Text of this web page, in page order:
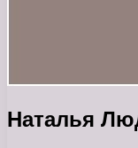
Наталья